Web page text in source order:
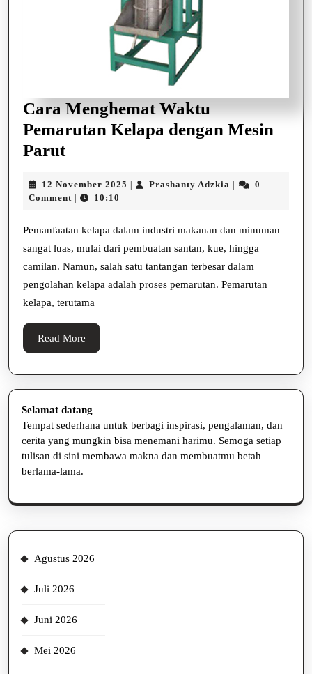
Cara Menghemat Waktu
Pemarutan Kelapa dengan Mesin
ParutCara
Waktu
Kelapa
dengan
Mesin
Parut
12 November 2025 12
Prashanty Adzkia Prashanty
0
Comment
10:10
Pemanfaatan kelapa dalam industri makanan dan minuman
sangat luas, mulai dari pembuatan santan, kue, hingga
camilan. Namun, salah satu tantangan terbesar dalam
pengolahan kelapa adalah proses pemarutan. Pemarutan
kelapa, terutama
Read More
More
Selamat datang
Tempat sederhana untuk berbagi inspirasi, pengalaman, dan
cerita yang mungkin bisa menemani harimu. Semoga setiap
tulisan di sini membawa makna dan membuatmu betah
berlama-lama.
Agustus 2026
Juli 2026
Juni 2026
Mei 2026